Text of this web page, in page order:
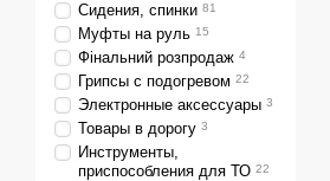
Сидения, спинки 81
Муфты на руль 15
Фінальний розпродаж 4
Грипсы с подогревом 22
Электронные аксессуары 3
Товары в дорогу 3
Инструменты,
приспособления для ТО 22